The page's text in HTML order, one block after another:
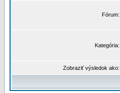
Fórum:
Kategória:
Zobraziť výsledok ako: